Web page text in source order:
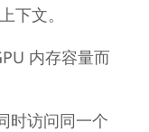
文。
内存容量而
时访问同一个